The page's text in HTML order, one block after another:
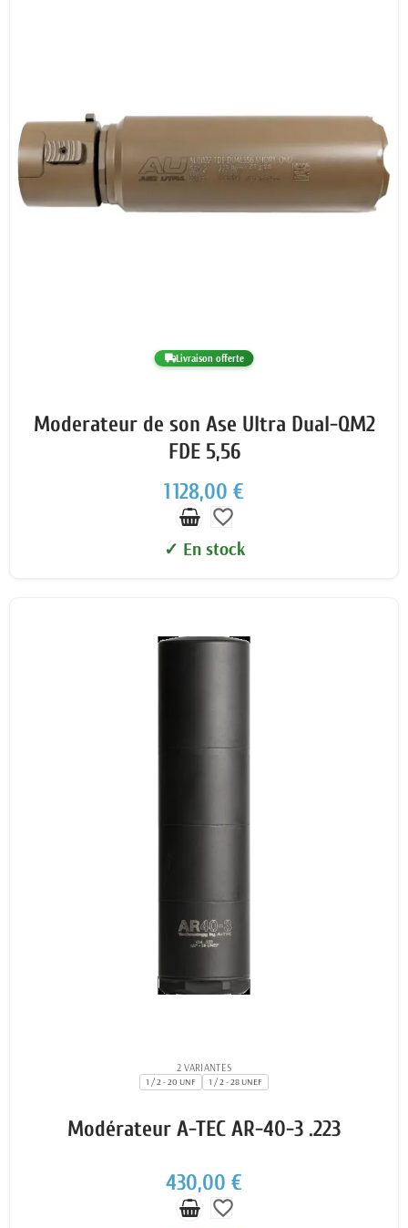
Livraison offerte
Moderateur de son Ase Ultra Dual-QM2
FDE 5,56
1 128,00 €
favorite_border
✓ En stock
2 VARIANTES
1 / 2 - 20 UNF 1 / 2 - 28 UNEF
Modérateur A-TEC AR-40-3 .223
430,00 €
favorite_border